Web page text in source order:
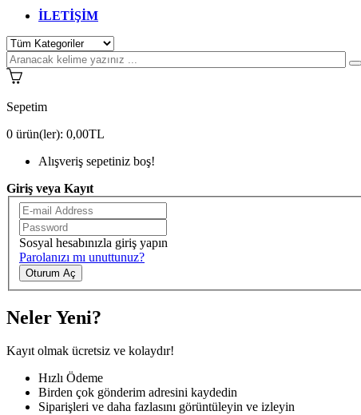
İLETİŞİM
Sepetim
0 ürün(ler): 0,00TL
Alışveriş sepetiniz boş!
Giriş veya Kayıt
Sosyal hesabınızla giriş yapın
Parolanızı mı unuttunuz?
Oturum Aç
Neler Yeni?
Kayıt olmak ücretsiz ve kolaydır!
Hızlı Ödeme
Birden çok gönderim adresini kaydedin
Siparişleri ve daha fazlasını görüntüleyin ve izleyin